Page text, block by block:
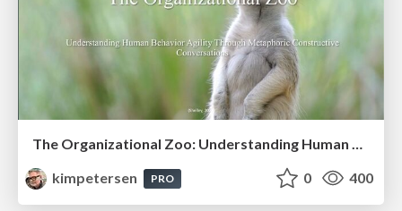
The Organizational Zoo: Understanding Human Behavior Agility Through Metaphoric Constructive Conversations (based on the works of Arthur Shelley, Ph.D)
kimpetersen
PRO 0 400